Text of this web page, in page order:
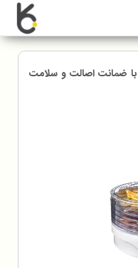
میوه خشک کن سنکور SFD2105WH با ضمانت اصالت و سلامت